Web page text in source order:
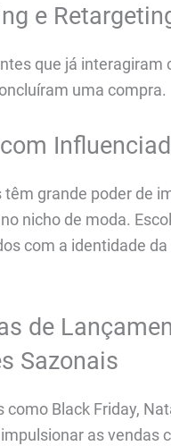
e
que já interagiram
uma compra.
grande poder de
nicho de moda.
com a identidade da
de
Sazonais
Black Friday,
as vendas